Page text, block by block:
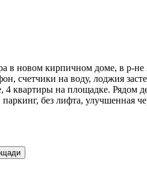
в новом кирпичном доме, в р-
счетчики на воду, лоджия
4 квартиры на площадке. Рядом
без лифта, улучшенная